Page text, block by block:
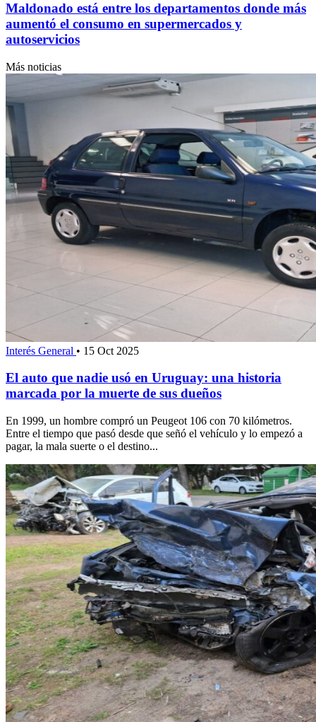
Maldonado está entre los departamentos donde más
aumentó el consumo en supermercados y
autoservicios
Más noticias
Interés General • 15 Oct 2025
El auto que nadie usó en Uruguay: una historia
marcada por la muerte de sus dueños
En 1999, un hombre compró un Peugeot 106 con 70 kilómetros.
Entre el tiempo que pasó desde que señó el vehículo y lo empezó a
pagar, la mala suerte o el destino...